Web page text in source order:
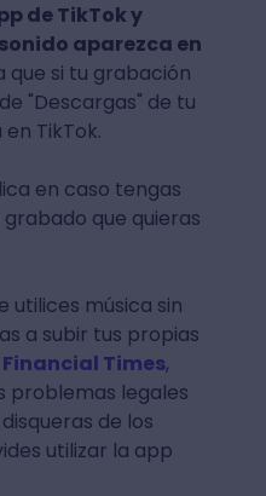
de TikTok y
aparezca en
que si tu grabación
"Descargas" de tu
TikTok.
en caso tengas
que quieras
música sin
a subir tus propias
Financial Times,
problemas legales
de los
utilizar la app